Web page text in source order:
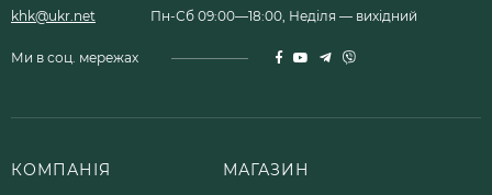
khk@ukr.net Пн-Сб 09:00—18:00, Неділя — вихідний
Ми в соц. мережах
КОМПАНІЯ МАГАЗИН